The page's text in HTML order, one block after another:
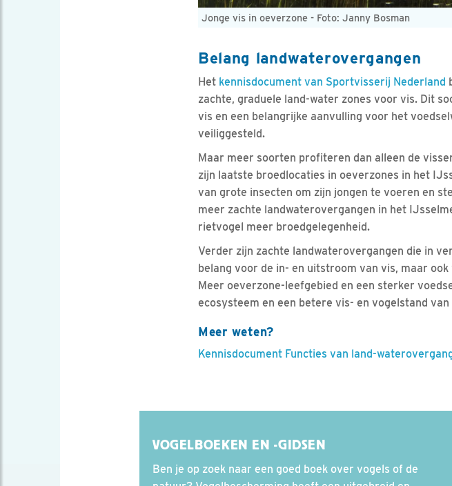
Jonge vis in oeverzone - Foto: Janny Bosman
Belang landwaterovergangen
Het kennisdocument van Sportvisserij Nederland
zachte, graduele land-water zones voor vis. Dit
vis en een belangrijke aanvulling voor het
veiliggesteld.
Maar meer soorten profiteren dan alleen de
zijn laatste broedlocaties in oeverzones in het
van grote insecten om zijn jongen te voeren en
meer zachte landwaterovergangen in het
rietvogel meer broedgelegenheid.
Verder zijn zachte landwaterovergangen die in
belang voor de in- en uitstroom van vis, maar
Meer oeverzone-leefgebied en een sterker
ecosysteem en een betere vis- en vogelstand
Meer weten?
Kennisdocument Functies van land-
VOGELBOEKEN EN -GIDSEN
Ben je op zoek naar een goed boek over vogels of de